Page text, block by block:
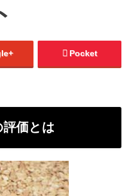
Pocket
価とは